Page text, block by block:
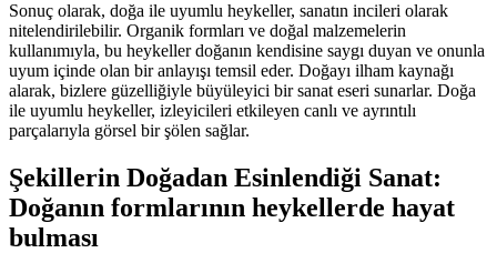
Sonuç olarak, doğa ile uyumlu heykeller, sanatın incileri olarak
nitelendirilebilir. Organik formları ve doğal malzemelerin
kullanımıyla, bu heykeller doğanın kendisine saygı duyan ve onunla
uyum içinde olan bir anlayışı temsil eder. Doğayı ilham kaynağı
alarak, bizlere güzelliğiyle büyüleyici bir sanat eseri sunarlar. Doğa
ile uyumlu heykeller, izleyicileri etkileyen canlı ve ayrıntılı
parçalarıyla görsel bir şölen sağlar.
Şekillerin Doğadan Esinlendiği Sanat:
Doğanın formlarının heykellerde hayat
bulması